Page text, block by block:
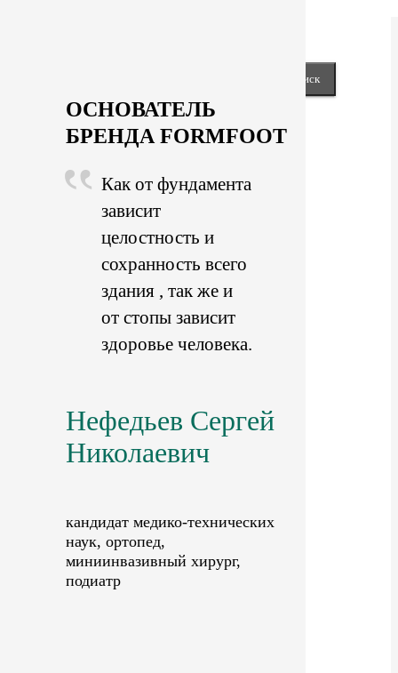
ОСНОВАТЕЛЬ
БРЕНДА FORMFOOT
Как от фундамента
зависит
целостность и
сохранность всего
здания , так же и
от стопы зависит
здоровье человека.
Нефедьев Сергей
Николаевич
кандидат медико-технических
наук, ортопед,
миниинвазивный хирург,
подиатр